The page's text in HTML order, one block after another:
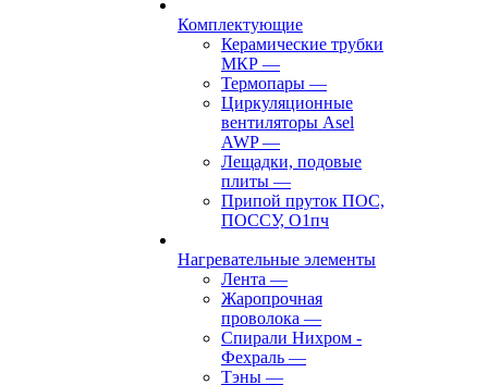
Комплектующие
Керамические трубки
МКР —
Термопары —
Циркуляционные
вентиляторы Asel
AWP—
Лещадки, подовые
плиты —
Припой пруток ПОС,
ПОССУ, О1пч
Нагревательные элементы
Лента —
Жаропрочная
проволока —
Спирали Нихром -
Фехраль —
Тэны —